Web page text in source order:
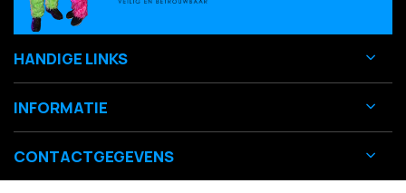
HANDIGE LINKS
INFORMATIE
CONTACTGEGEVENS